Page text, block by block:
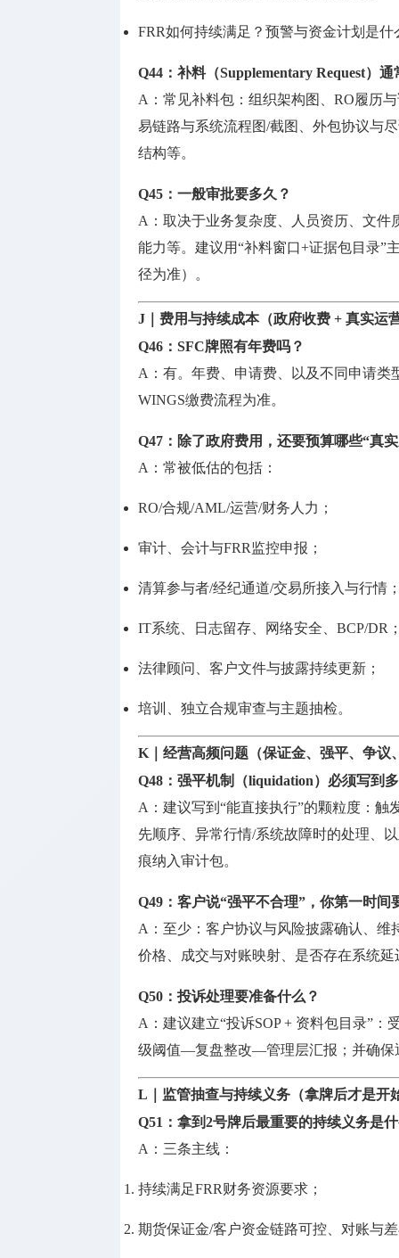
FRR如何持续满足？预警与资金计划是什
Q44：补料（Supplementary Request）
A：常见补料包：组织架构图、RO履历
易链路与系统流程图/截图、外包协议与
结构等。
Q45：一般审批要多久？
A：取决于业务复杂度、人员资历、文
能力等。建议用“补料窗口+证据包目录”
径为准）。
J｜费用与持续成本（政府收费 + 真实运
Q46：SFC牌照有年费吗？
A：有。年费、申请费、以及不同申请类
WINGS缴费流程为准。
Q47：除了政府费用，还要预算哪些“真
A：常被低估的包括：
RO/合规/AML/运营/财务人力；
审计、会计与FRR监控申报；
清算参与者/经纪通道/交易所接入与行情
IT系统、日志留存、网络安全、BCP/DR
法律顾问、客户文件与披露持续更新；
培训、独立合规审查与主题抽检。
K｜经营高频问题（保证金、强平、争议
Q48：强平机制（liquidation）必须写到
A：建议写到“能直接执行”的颗粒度：
先顺序、异常行情/系统故障时的处理、
痕纳入审计包。
Q49：客户说“强平不合理”，你第一时间
A：至少：客户协议与风险披露确认、
价格、成交与对账映射、是否存在系统
Q50：投诉处理要准备什么？
A：建议建立“投诉SOP + 资料包目录
级阈值—复盘整改—管理层汇报；并确保
L｜监管抽查与持续义务（拿牌后才是开
Q51：拿到2号牌后最重要的持续义务是
A：三条主线：
持续满足FRR财务资源要求；
期货保证金/客户资金链路可控、对账与